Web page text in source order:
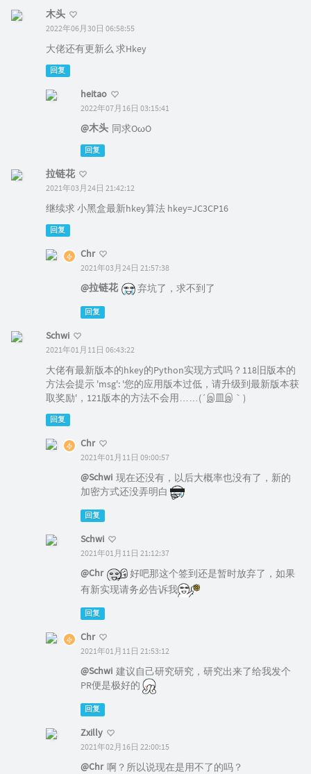
木头
2022年06月30日 06:58:55
大佬还有更新么 求Hkey
回复
heitao
2022年07月16日 03:15:41
@木头 同求OωO
回复
拉链花
2021年03月24日 21:42:12
继续求 小黑盒最新hkey算法 hkey=JC3CP16
回复
Chr
2021年03月24日 21:57:38
@拉链花 弃坑了，求不到了
回复
Schwi
2021年01月11日 06:43:22
大佬有最新版本的hkey的Python实现方式吗？118旧版本的
方法会提示 'msg': '您的应用版本过低，请升级到最新版本获
取奖励'，121版本的方法不会用……(´இ皿இ｀)
回复
Chr
2021年01月11日 09:00:57
@Schwi 现在还没有，以后大概率也没有了，新的
加密方式还没弄明白
回复
Schwi
2021年01月11日 21:12:37
@Chr
好吧那这个签到还是暂时放弃了，如果
有新实现请务必告诉我
回复
Chr
2021年01月11日 21:53:12
@Schwi 建议自己研究研究，研究出来了给我发个
PR便是极好的
回复
Zxilly
2021年02月16日 22:00:15
@Chr 啊？所以说现在是用不了的吗？